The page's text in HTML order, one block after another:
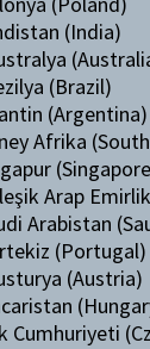
(India)
(Brazil)
(Argentina)
Afrika
Arap
Arabistan
(Portugal)
(Austria)
Cumhuriyeti